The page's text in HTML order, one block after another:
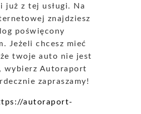
już z tej usługi. Na
znajdziesz
poświęcony
Jeżeli chcesz mieć
twoje auto nie jest
wybierz Autoraport
zapraszamy!
autoraport-